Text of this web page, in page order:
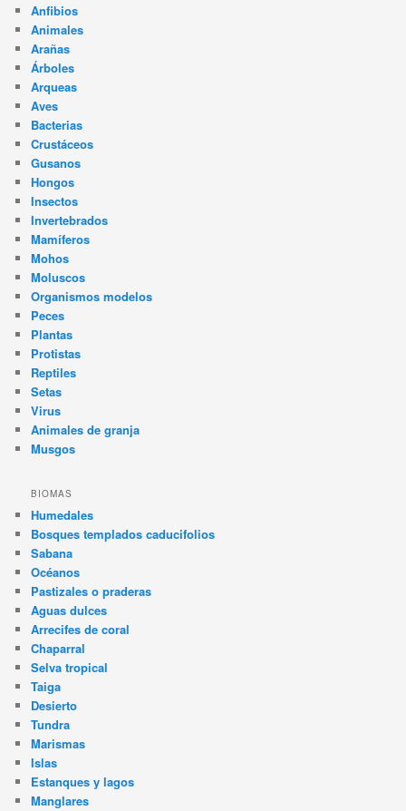
Anfibios
Animales
Arañas
Árboles
Arqueas
Aves
Bacterias
Crustáceos
Gusanos
Hongos
Insectos
Invertebrados
Mamíferos
Mohos
Moluscos
Organismos modelos
Peces
Plantas
Protistas
Reptiles
Setas
Virus
Animales de granja
Musgos
BIOMAS
Humedales
Bosques templados caducifolios
Sabana
Océanos
Pastizales o praderas
Aguas dulces
Arrecifes de coral
Chaparral
Selva tropical
Taiga
Desierto
Tundra
Marismas
Islas
Estanques y lagos
Manglares